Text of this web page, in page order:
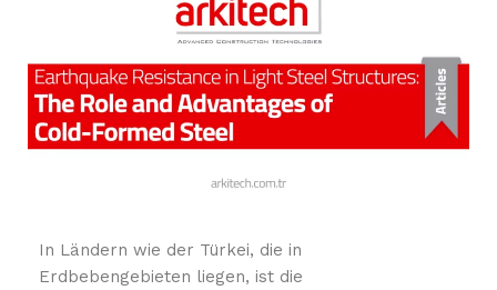
In Ländern wie der Türkei, die in
Erdbebengebieten liegen, ist die